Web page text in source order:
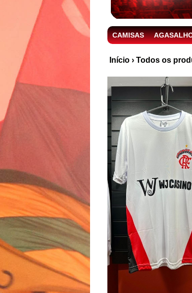
CAMISAS
Início › Todos os